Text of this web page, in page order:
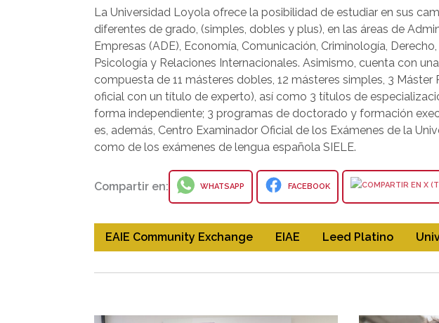
La Universidad Loyola ofrece la posibilidad de estudiar en sus
diferentes de grado, (simples, dobles y plus), en las áreas de
Empresas (ADE), Economía, Comunicación, Criminología,
Psicología y Relaciones Internacionales. Asimismo, cuenta con
compuesta de 11 másteres dobles, 12 másteres simples, 3
oficial con un título de experto), así como 3 títulos de
forma independiente; 3 programas de doctorado y formación
es, además, Centro Examinador Oficial de los Exámenes de la
como de los exámenes de lengua española SIELE.
Compartir en: WHATSAPP FACEBOOK
EAIE Community Exchange EIAE Leed Platino